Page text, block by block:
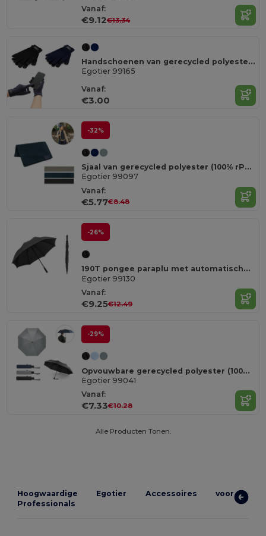
Vanaf:
€9.12€13.34
Handschoenen van gerecycled polyester (100% rPET), met touch tips
Egotier 99165
Vanaf:
€3.00
-32%
Sjaal van gerecycled polyester (100% rPET) met een gestikt detail om te personaliseren
Egotier 99097
Vanaf:
€5.77€8.48
-26%
190T pongee paraplu met automatische opening
Egotier 99130
Vanaf:
€9.25€12.49
-29%
Opvouwbare gerecycled polyester (100% rPET) 190T paraplu met automatische opening
Egotier 99041
Vanaf:
€7.33€10.28
Alle Producten Tonen.
Hoogwaardige Egotier Accessoires voor
Professionals